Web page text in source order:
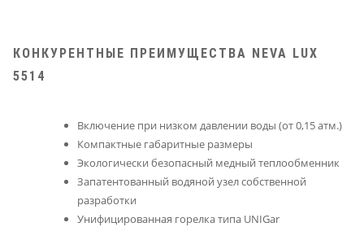
КОНКУРЕНТНЫЕ ПРЕИМУЩЕСТВА NEVA LUX
5514
Включение при низком давлении воды (от 0,15 атм.)
Компактные габаритные размеры
Экологически безопасный медный теплообменник
Запатентованный водяной узел собственной
разработки
Унифицированная горелка типа UNIGar